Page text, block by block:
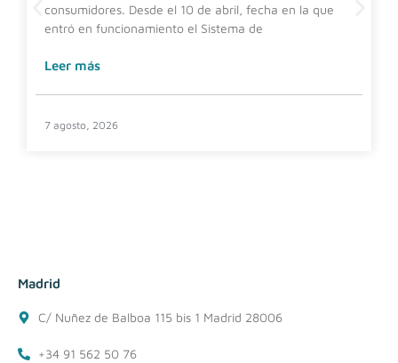
consumidores. Desde el 10 de abril, fecha en la que
entró en funcionamiento el Sistema de
Leer más
7 agosto, 2026
Madrid
C/ Nuñez de Balboa 115 bis 1 Madrid 28006
+34 91 562 50 76